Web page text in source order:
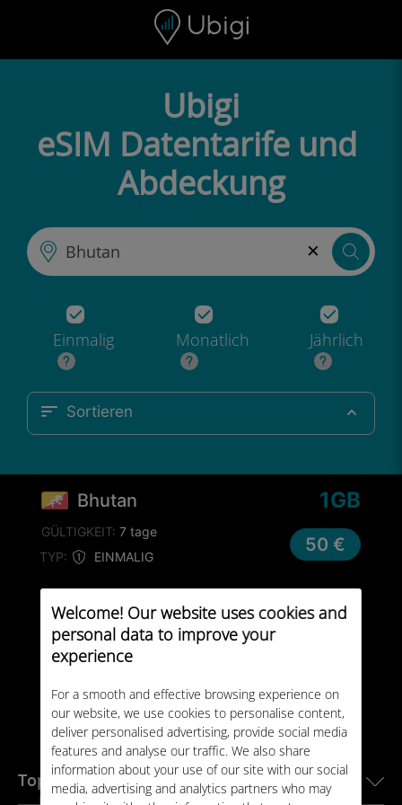
Welcome! Our website uses cookies and
personal data to improve your
experience
For a smooth and effective browsing experience on
our website, we use cookies to personalise content,
deliver personalised advertising, provide social media
features and analyse our traffic. We also share
information about your use of our site with our social
media, advertising and analytics partners who may
Navigationsleiste Fußzeile
Ubigi
eSIM Datentarife und
Abdeckung
×
Einmalig Monatlich Jährlich
Sortieren
Bhutan
TYP: EINMALIG
1GB
GÜLTIGKEIT: 7 tage
50 €
Top-Reiseziele